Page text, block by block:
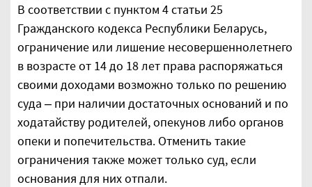
В соответствии с пунктом 4 статьи 25
Гражданского кодекса Республики Беларусь,
ограничение или лишение несовершеннолетнего
в возрасте от 14 до 18 лет права распоряжаться
своими доходами возможно только по решению
суда – при наличии достаточных оснований и по
ходатайству родителей, опекунов либо органов
опеки и попечительства. Отменить такие
ограничения также может только суд, если
основания для них отпали.